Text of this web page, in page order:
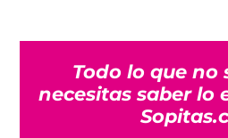
Todo lo que no
necesitas saber lo